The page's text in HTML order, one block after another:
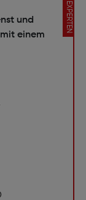
EXPERTEN
und
einem